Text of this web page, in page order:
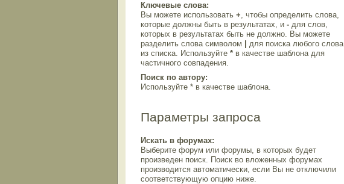
Ключевые слова:
Вы можете использовать +, чтобы определить слова,
которые должны быть в результатах, и -для слов,
которых в результатах быть не должно. Вы можете
разделить слова символом
для поиска любого слова
из списка. Используйте *в качестве шаблона для
частичного совпадения.
Поиск по автору:
Используйте * в качестве шаблона.
Параметры запроса
Искать в форумах:
Выберите форум или форумы, в которых будет
произведен поиск. Поиск во вложенных форумах
производится автоматически, если Вы не отключили
соответствующую опцию ниже.